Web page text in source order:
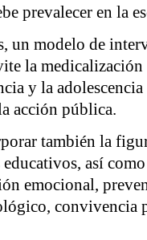
prevalecer en la
un modelo de
la
y la
acción pública.
también la
así
emocional,
convivencia